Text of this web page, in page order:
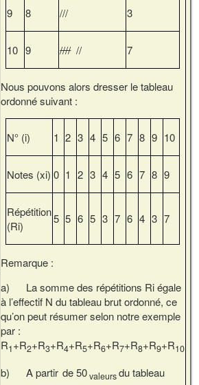
9 8 /// 3
10 9 ////// 7
Nous pouvons alors dresser le tableau
ordonné suivant :
N° (i) 1 2 3 4 5 6 7 8 9 10
Notes (xi) 0 1 2 3 4 5 6 7 8 9
Répétition
(Ri)
5 5 6 5 3 7 6 4 3 7
Remarque :
a) La somme des répétitions Ri égale
à l’effectif N du tableau brut ordonné, ce
qu’on peut résumer selon notre exemple
par :
R1+R2+R3+R4+R5+R6+R7+R8+R9+R10
b) A partir de 50valeursdu tableau